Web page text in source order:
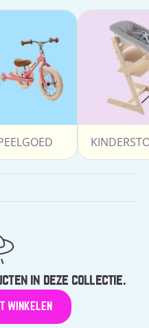
in deze collectie.
WINKELEN